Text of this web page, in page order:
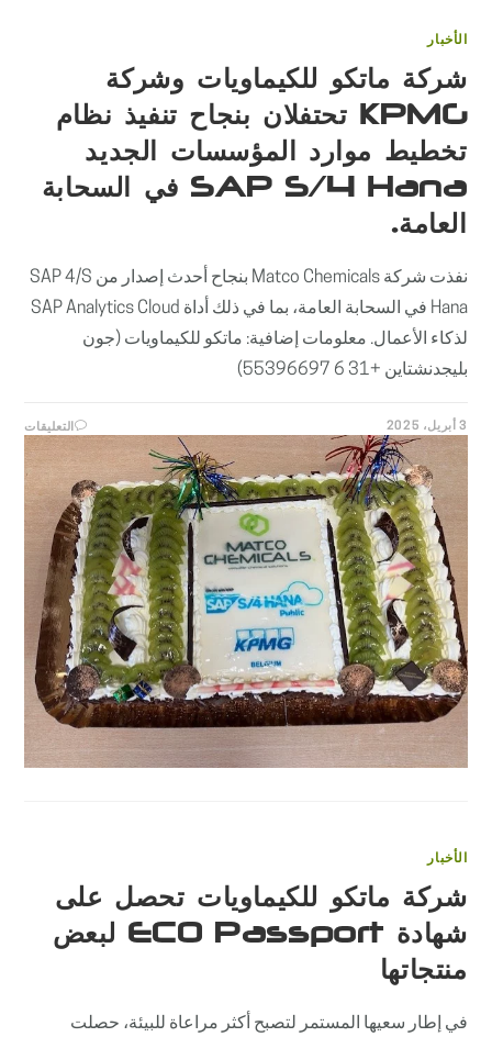
الأخبار
شركة ماتكو للكيماويات وشركة
KPMG تحتفلان بنجاح تنفيذ نظام
تخطيط موارد المؤسسات الجديد
SAP S/4 Hana في السحابة
العامة.
نفذت شركة Matco Chemicals بنجاح أحدث إصدار من SAP 4/S
Hana في السحابة العامة، بما في ذلك أداة SAP Analytics Cloud
لذكاء الأعمال. معلومات إضافية: ماتكو للكيماويات (جون
بليجدنشتاين +31 6 55396697)
التعليقاتعلى
شركة
ماتكو
وشركة
KPMG
بنجاح
تنفيذ
تخطيط
موارد
الجديد
SAP
S/4
HANA
في
العامة.
مغلقة
الأخبار
شركة ماتكو للكيماويات تحصل على
شهادة ECO Passport لبعض
منتجاتها
في إطار سعيها المستمر لتصبح أكثر مراعاة للبيئة، حصلت